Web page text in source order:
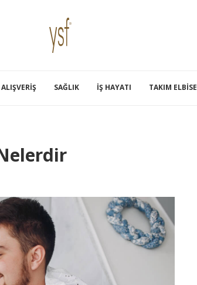
ALIŞVERIŞ SAĞLIK İŞ HAYATI TAKIM ELBISE